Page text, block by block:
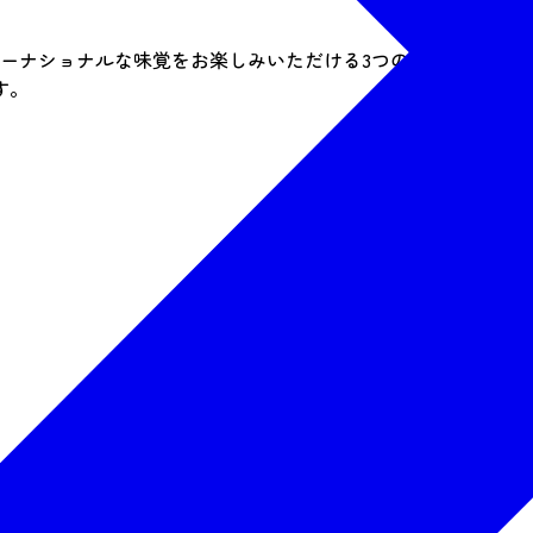
ショナルな味覚をお楽しみいただける3つのレストラン＆